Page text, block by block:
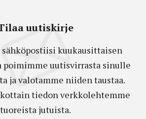
uutiskirje
sähköpostiisi kuukausittaisen
poimimme uutisvirrasta sinulle
ja valotamme niiden taustaa.
tiedon verkkolehtemme
tuoreista jutuista.